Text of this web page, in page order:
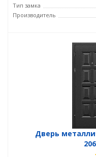
Тип замка
Производитель
Дверь